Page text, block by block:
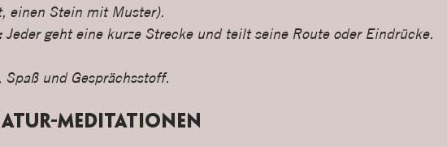
einen Stein mit Muster).
Jeder geht eine kurze Strecke und teilt seine Route oder Eindrücke.
Spaß und Gesprächsstoff.
Meditationen